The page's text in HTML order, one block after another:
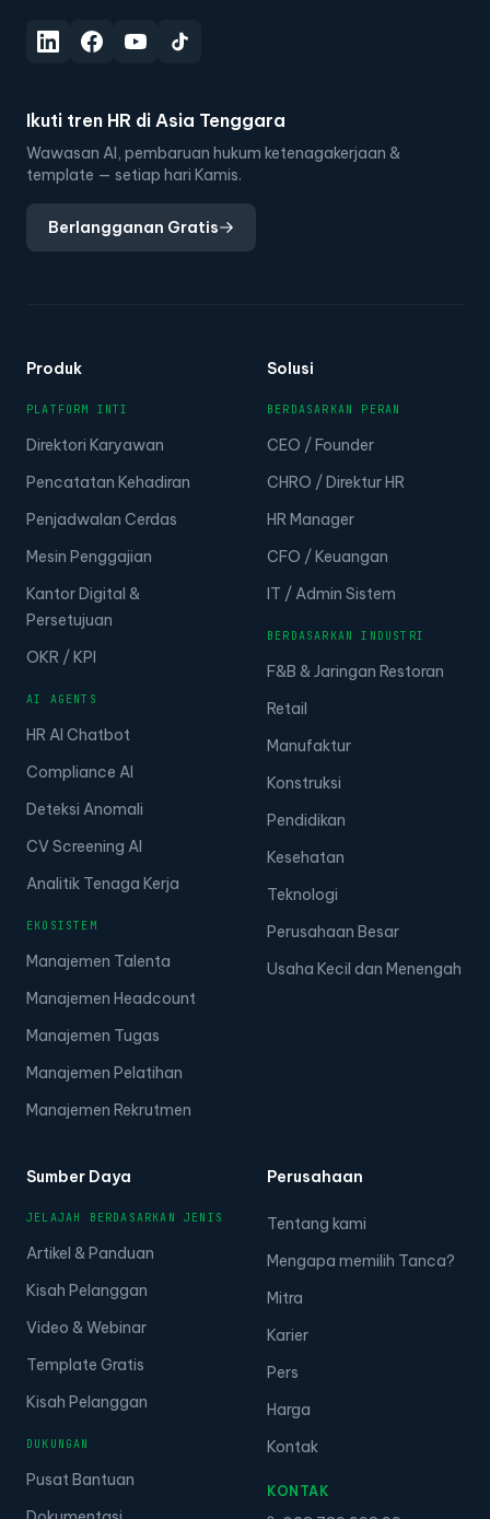
Ikuti tren HR di Asia Tenggara
Wawasan AI, pembaruan hukum ketenagakerjaan &
template — setiap hari Kamis.
Berlangganan Gratis
Produk
PLATFORM INTI
Direktori Karyawan
Pencatatan Kehadiran
Penjadwalan Cerdas
Mesin Penggajian
Kantor Digital &
Persetujuan
OKR / KPI
AI AGENTS
HR AI Chatbot
Compliance AI
Deteksi Anomali
CV Screening AI
Analitik Tenaga Kerja
EKOSISTEM
Manajemen Talenta
Manajemen Headcount
Manajemen Tugas
Manajemen Pelatihan
Manajemen Rekrutmen
Solusi
BERDASARKAN PERAN
CEO / Founder
CHRO / Direktur HR
HR Manager
CFO / Keuangan
IT / Admin Sistem
BERDASARKAN INDUSTRI
F&B & Jaringan Restoran
Retail
Manufaktur
Konstruksi
Pendidikan
Kesehatan
Teknologi
Perusahaan Besar
Usaha Kecil dan Menengah
Sumber Daya
JELAJAH BERDASARKAN JENIS
Artikel & Panduan
Kisah Pelanggan
Video & Webinar
Template Gratis
Kisah Pelanggan
DUKUNGAN
Pusat Bantuan
Perusahaan
Tentang kami
Mengapa memilih Tanca?
Mitra
Karier
Pers
Harga
Kontak
KONTAK